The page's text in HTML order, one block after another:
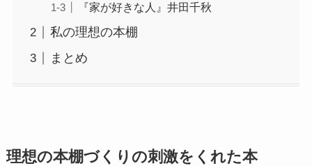
『家が好きな人』井田千秋
私の理想の本棚
まとめ
理想の本棚づくりの刺激をくれた本